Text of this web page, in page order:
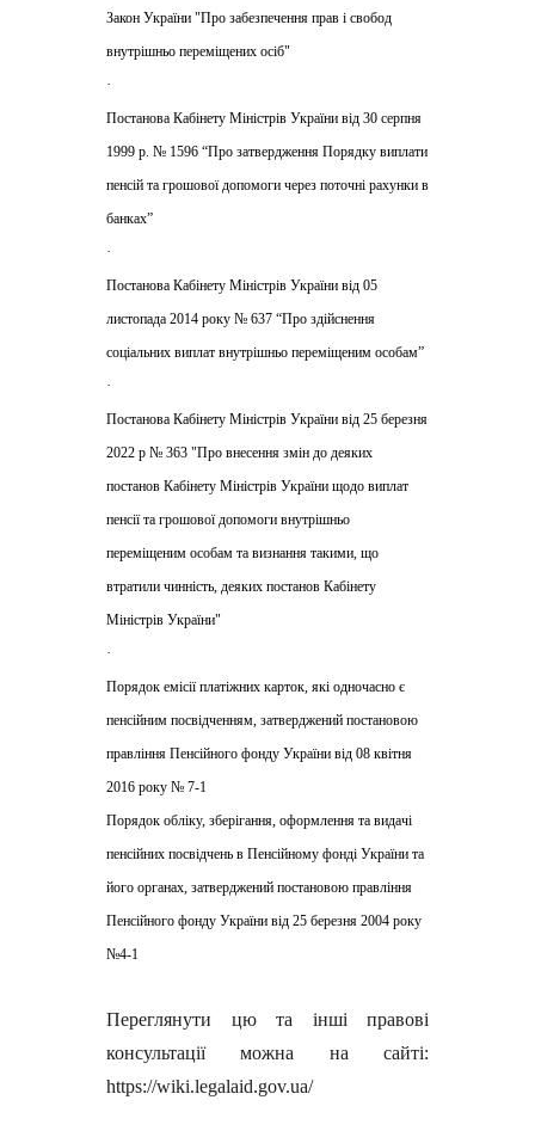
Закон України "Про забезпечення прав і свобод
внутрішньо переміщених осіб"
·
Постанова Кабінету Міністрів України від 30 серпня
1999 р. № 1596 “Про затвердження Порядку виплати
пенсій та грошової допомоги через поточні рахунки в
банках”
·
Постанова Кабінету Міністрів України від 05
листопада 2014 року № 637 “Про здійснення
соціальних виплат внутрішньо переміщеним особам”
·
Постанова Кабінету Міністрів України від 25 березня
2022 р № 363 "Про внесення змін до деяких
постанов Кабінету Міністрів України щодо виплат
пенсії та грошової допомоги внутрішньо
переміщеним особам та визнання такими, що
втратили чинність, деяких постанов Кабінету
Міністрів України"
·
Порядок емісії платіжних карток, які одночасно є
пенсійним посвідченням, затверджений постановою
правління Пенсійного фонду України від 08 квітня
2016 року № 7-1
Порядок обліку, зберігання, оформлення та видачі
пенсійних посвідчень в Пенсійному фонді України та
його органах, затверджений постановою правління
Пенсійного фонду України від 25 березня 2004 року
№4-1
Переглянути цю та інші правові
консультації можна на сайті:
https://wiki.legalaid.gov.ua/